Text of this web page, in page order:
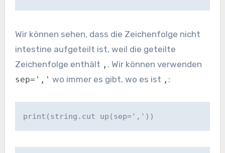
Wir können sehen, dass die Zeichenfolge nicht
intestine aufgeteilt ist, weil die geteilte
Zeichenfolge enthält , . Wir können verwenden
sep=',' wo immer es gibt, wo es ist , :
print(string.cut up(sep=','))